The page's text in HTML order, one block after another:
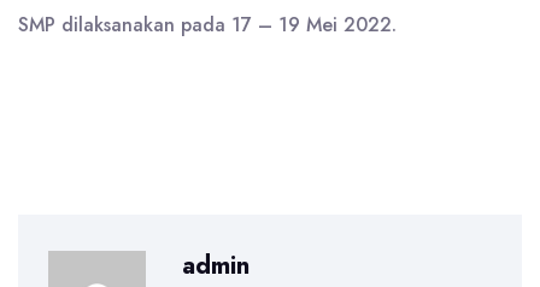
SMP dilaksanakan pada 17 – 19 Mei 2022.
admin